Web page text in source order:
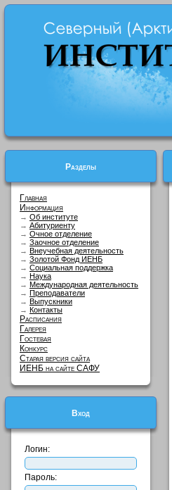
Разделы
Главная
Информация
→ Об институте
→ Абитуриенту
→ Очное отделение
→ Заочное отделение
→ Внеучебная деятельность
→ Золотой Фонд ИЕНБ
→ Социальная поддержка
→ Наука
→ Международная деятельность
→ Преподаватели
→ Выпускники
→ Контакты
Расписания
Галерея
Гостевая
Конкурс
Старая версия сайта
ИЕНБ на сайте САФУ
Вход
Логин:
Пароль: